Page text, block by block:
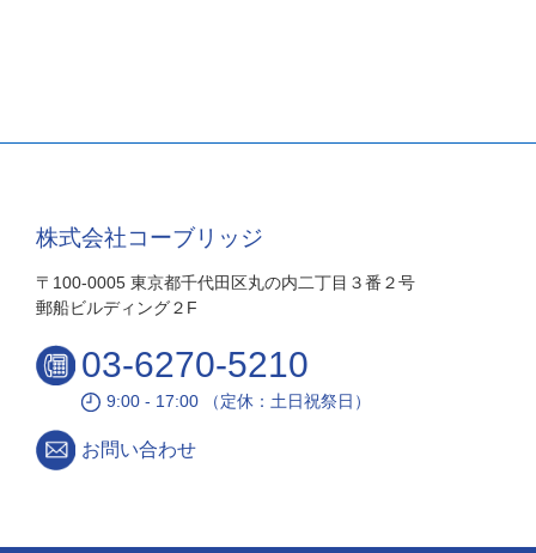
株式会社コーブリッジ
〒100-0005 東京都千代田区丸の内二丁目３番２号
郵船ビルディング２F
03-6270-5210
9:00 - 17:00 （定休：土日祝祭日）
お問い合わせ